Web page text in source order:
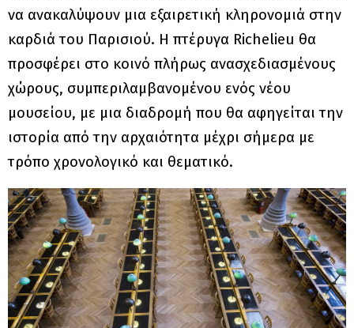
να ανακαλύψουν μια εξαιρετική κληρονομιά στην
καρδιά του Παρισιού. H πτέρυγα Richelieu θα
προσφέρει στο κοινό πλήρως ανασχεδιασμένους
χώρους, συμπεριλαμβανομένου ενός νέου
μουσείου, με μια διαδρομή που θα αφηγείται την
ιστορία από την αρχαιότητα μέχρι σήμερα με
τρόπο χρονολογικό και θεματικό.